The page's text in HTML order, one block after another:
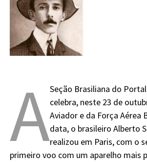
ASeção Brasiliana do
celebra, neste 23 de
Aviador e da Força Aérea
data, o brasileiro Alberto
realizou em Paris, com o
primeiro voo com um aparelho mais